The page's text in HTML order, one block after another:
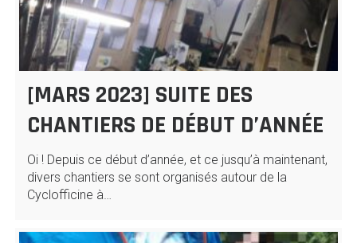
[MARS 2023] SUITE DES
CHANTIERS DE DÉBUT D’ANNÉE
Oi ! Depuis ce début d’année, et ce jusqu’à maintenant,
divers chantiers se sont organisés autour de la
Cyclofficine à…